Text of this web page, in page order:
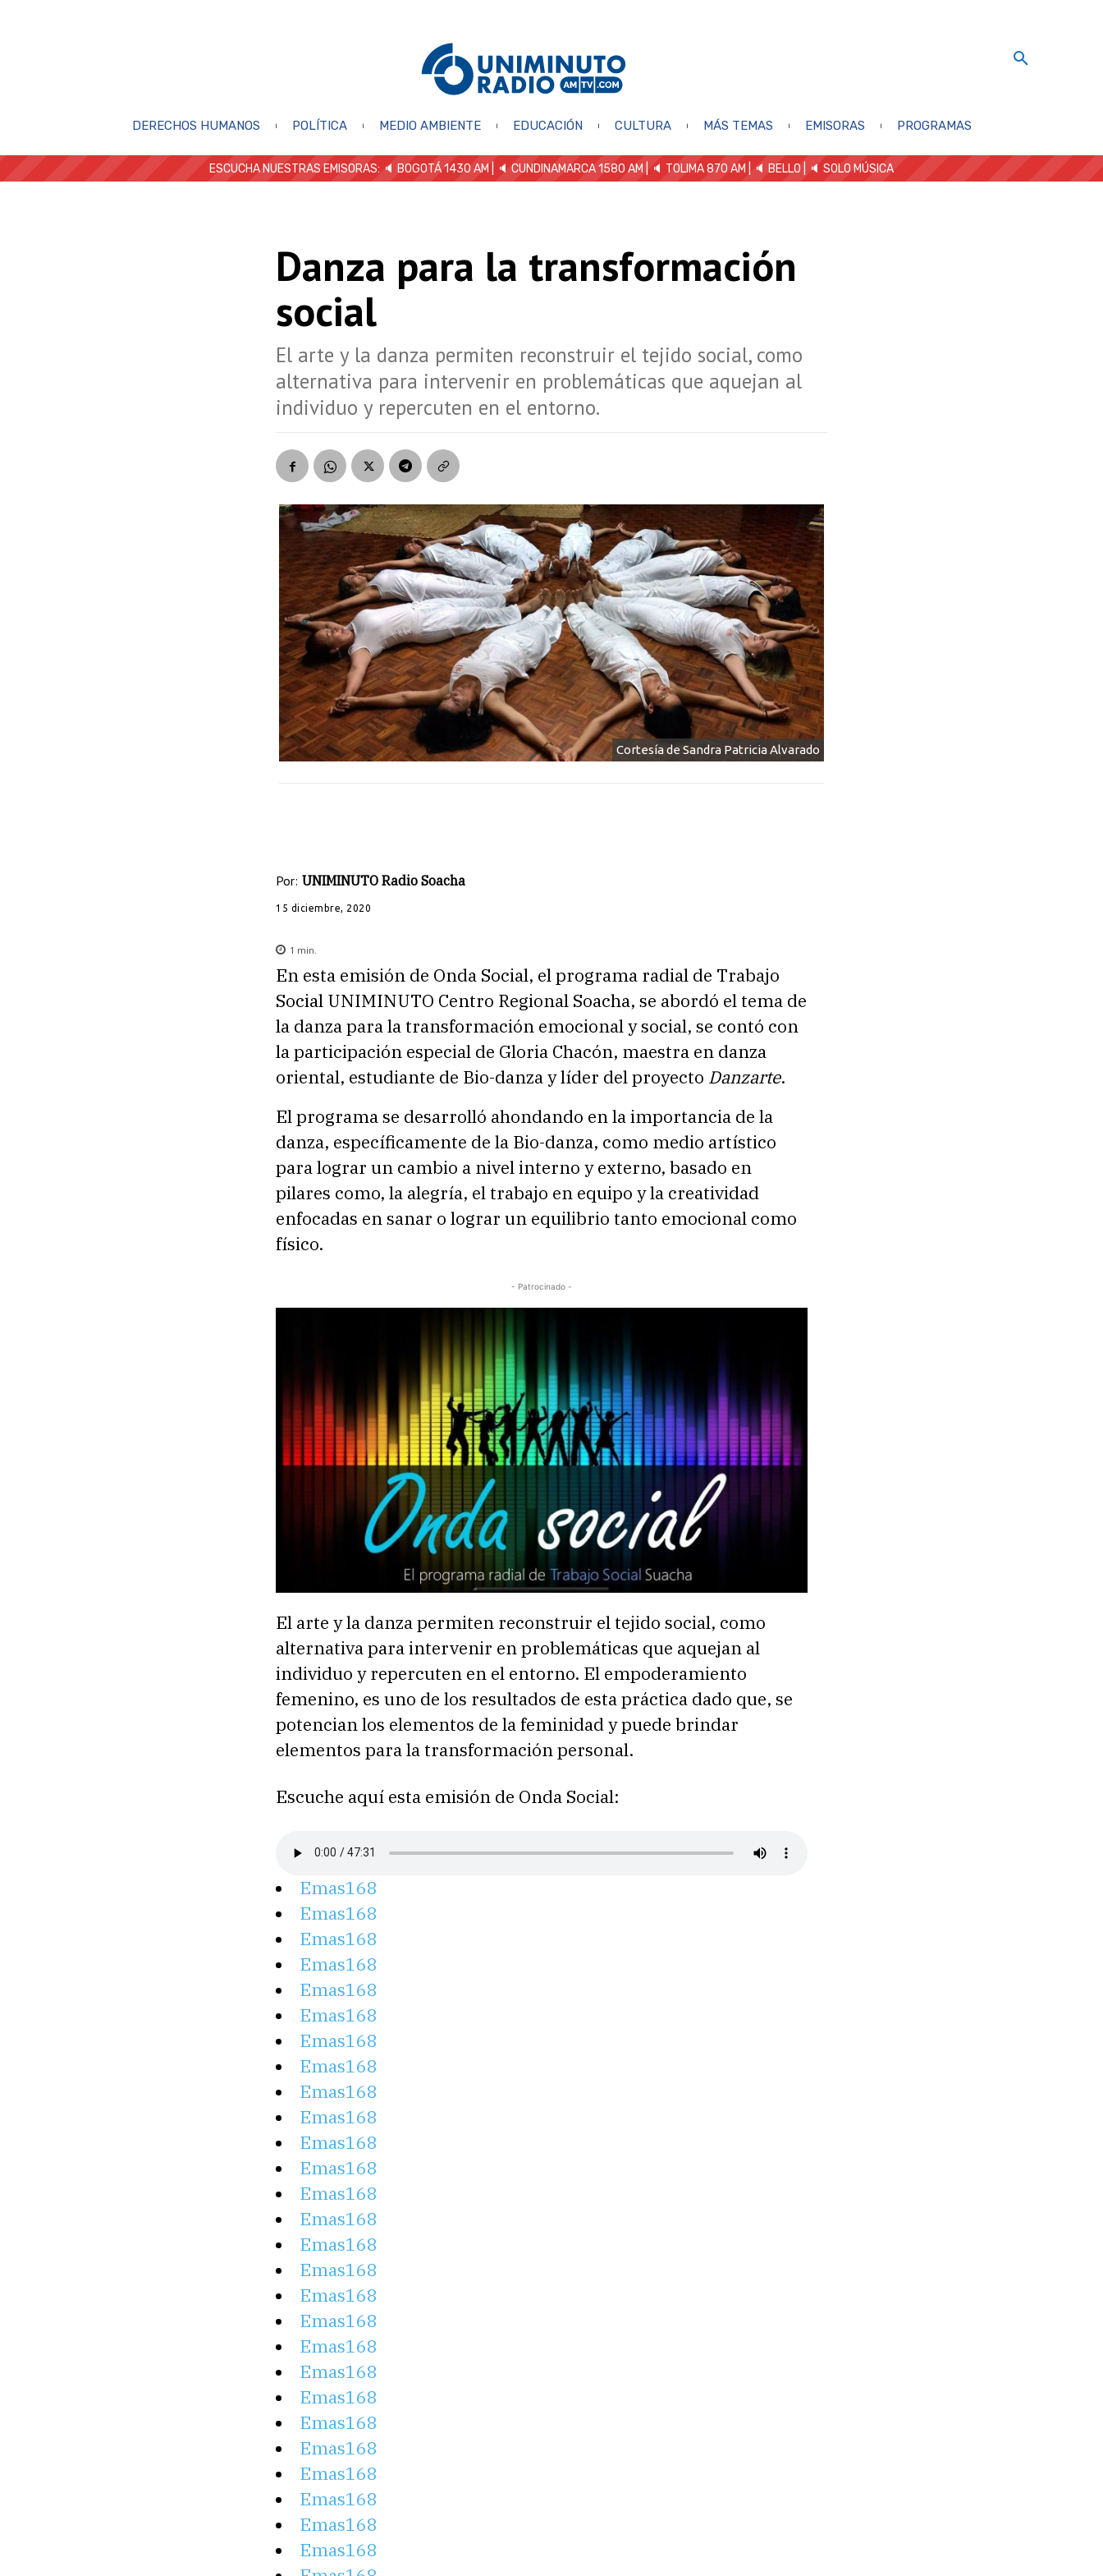
DERECHOS HUMANOS POLÍTICA MEDIO AMBIENTE EDUCACIÓN CULTURA MÁS TEMAS EMISORAS PROGRAMAS
ESCUCHA NUESTRAS EMISORAS: 🔈 BOGOTÁ 1430 AM | 🔈 CUNDINAMARCA 1580 AM | 🔈 TOLIMA 870 AM | 🔈 BELLO 🔈 SOLO MÚSICA
Danza para la transformación
social
El arte y la danza permiten reconstruir el tejido social, como
alternativa para intervenir en problemáticas que aquejan al
individuo y repercuten en el entorno.
Cortesía de Sandra Patricia Alvarado
Por: UNIMINUTO Radio Soacha
15 diciembre, 2020
1 min.
En esta emisión de Onda Social, el programa radial de Trabajo
Social UNIMINUTO Centro Regional Soacha, se abordó el tema de
la danza para la transformación emocional y social, se contó con
la participación especial de Gloria Chacón, maestra en danza
oriental, estudiante de Bio-danza y líder del proyecto Danzarte.
El programa se desarrolló ahondando en la importancia de la
danza, específicamente de la Bio-danza, como medio artístico
para lograr un cambio a nivel interno y externo, basado en
pilares como, la alegría, el trabajo en equipo y la creatividad
enfocadas en sanar o lograr un equilibrio tanto emocional como
físico.
- Patrocinado -
El arte y la danza permiten reconstruir el tejido social, como
alternativa para intervenir en problemáticas que aquejan al
individuo y repercuten en el entorno. El empoderamiento
femenino, es uno de los resultados de esta práctica dado que, se
potencian los elementos de la feminidad y puede brindar
elementos para la transformación personal.
Escuche aquí esta emisión de Onda Social:
Emas168
Emas168
Emas168
Emas168
Emas168
Emas168
Emas168
Emas168
Emas168
Emas168
Emas168
Emas168
Emas168
Emas168
Emas168
Emas168
Emas168
Emas168
Emas168
Emas168
Emas168
Emas168
Emas168
Emas168
Emas168
Emas168
Emas168